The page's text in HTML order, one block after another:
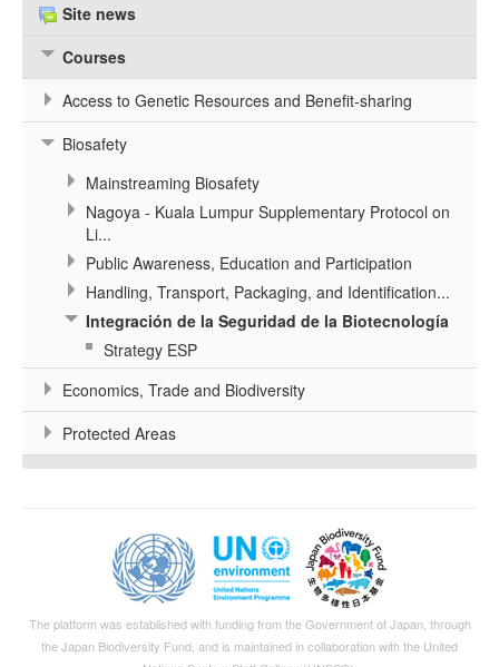
Site news
Courses
Access to Genetic Resources and Benefit-sharing
Biosafety
Mainstreaming Biosafety
Nagoya - Kuala Lumpur Supplementary Protocol on
Li...
Public Awareness, Education and Participation
Handling, Transport, Packaging, and Identification...
Integración de la Seguridad de la Biotecnología
Strategy ESP
Economics, Trade and Biodiversity
Protected Areas
The platform was established with funding from the Government of Japan, through
theJapan Biodiversity Fund , and is maintained in collaboration with the United